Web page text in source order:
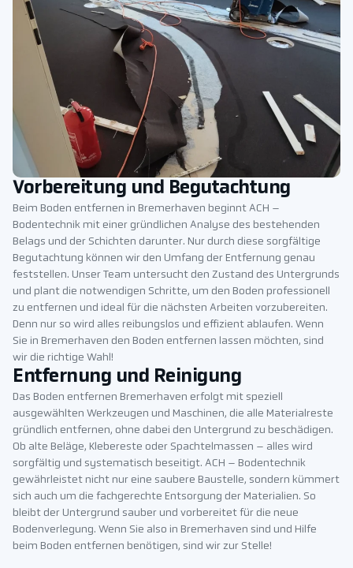
Vorbereitung und Begutachtung
Beim Boden entfernen in Bremerhaven beginnt ACH –
Bodentechnik mit einer gründlichen Analyse des bestehenden
Belags und der Schichten darunter. Nur durch diese sorgfältige
Begutachtung können wir den Umfang der Entfernung genau
feststellen. Unser Team untersucht den Zustand des Untergrunds
und plant die notwendigen Schritte, um den Boden professionell
zu entfernen und ideal für die nächsten Arbeiten vorzubereiten.
Denn nur so wird alles reibungslos und effizient ablaufen. Wenn
Sie in Bremerhaven den Boden entfernen lassen möchten, sind
wir die richtige Wahl!
Entfernung und Reinigung
Das Boden entfernen Bremerhaven erfolgt mit speziell
ausgewählten Werkzeugen und Maschinen, die alle Materialreste
gründlich entfernen, ohne dabei den Untergrund zu beschädigen.
Ob alte Beläge, Klebereste oder Spachtelmassen – alles wird
sorgfältig und systematisch beseitigt. ACH – Bodentechnik
gewährleistet nicht nur eine saubere Baustelle, sondern kümmert
sich auch um die fachgerechte Entsorgung der Materialien. So
bleibt der Untergrund sauber und vorbereitet für die neue
Bodenverlegung. Wenn Sie also in Bremerhaven sind und Hilfe
beim Boden entfernen benötigen, sind wir zur Stelle!